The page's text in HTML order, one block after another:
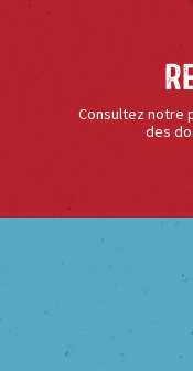
Consultez notre
des